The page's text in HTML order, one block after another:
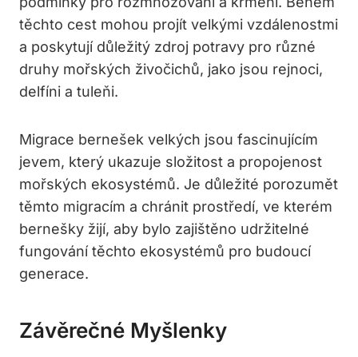
těchto cest mohou projít velkými vzdálenostmi
a poskytují důležitý zdroj potravy pro různé
druhy mořských živočichů, jako jsou rejnoci,
delfíni a tuleňi.
Migrace bernešek velkých jsou fascinujícím
jevem, který ukazuje složitost a propojenost
mořských ekosystémů. Je důležité porozumět
těmto migracím a chránit prostředí, ve kterém
bernešky žijí, aby bylo zajištěno udržitelné
fungování těchto ekosystémů pro budoucí
generace.
Závěrečné Myšlenky